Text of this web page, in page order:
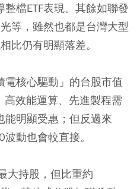
檔ETF表現。其餘如聯發
等，雖然也都是台灣大型
比仍有明顯落差。
核心驅動」的台股市值
高效能運算、先進製程需
明顯受惠；但反過來
動也會較直接。
大持股，但比重約